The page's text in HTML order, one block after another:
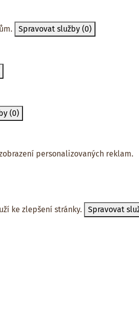
Spravovat služby (0)
(0)
personalizovaných reklam.
ke zlepšení stránky. Spravovat